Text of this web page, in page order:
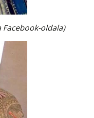
oldala)